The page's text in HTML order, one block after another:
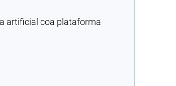
artificial coa plataforma